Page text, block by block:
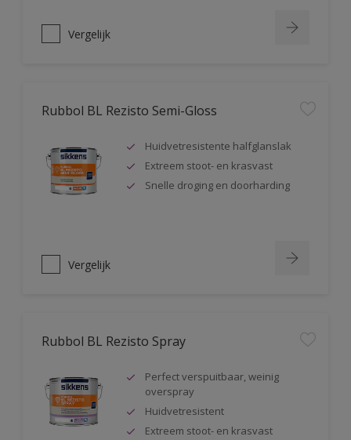
Vergelijk
Rubbol BL Rezisto Semi-Gloss
Huidvetresistente halfglanslak
Extreem stoot- en krasvast
Snelle droging en doorharding
Vergelijk
Rubbol BL Rezisto Spray
Perfect verspuitbaar, weinig
overspray
Huidvetresistent
Extreem stoot- en krasvast